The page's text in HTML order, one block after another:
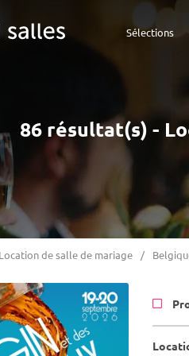
Sélections
86 résultat(s) -
Location de salle de mariage